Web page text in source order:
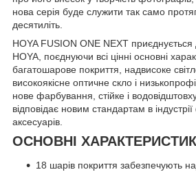
нова серія буде служити так само
десятиліть.
HOYA FUSION ONE NEXT приєднується
HOYA, поєднуючи всі цінні основні
багатошарове покриття, надвисоке
високоякісне оптичне скло і
нове фарбування, стійке і
відповідає новим стандартам в
аксесуарів.
ОСНОВНІ
18 шарів покриття забезпечують